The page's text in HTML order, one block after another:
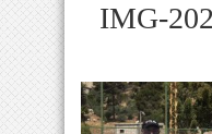
IMG-